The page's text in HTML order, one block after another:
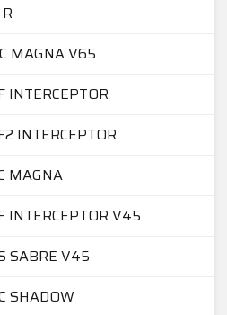
MAGNA V65
INTERCEPTOR
INTERCEPTOR
MAGNA
INTERCEPTOR V45
SABRE V45
SHADOW